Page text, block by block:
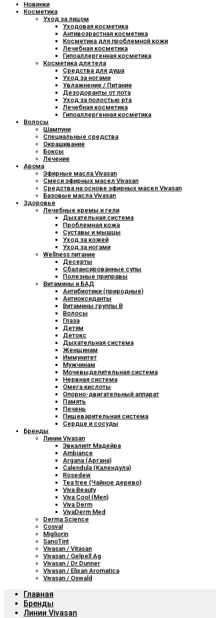
Новинки
Косметика
Уход за лицом
Уходовая косметика
Антивозрастная косметика
Косметика для проблемной кожи
Лечебная косметика
Гипоаллергенная косметика
Косметика для тела
Средства для душа
Уход за ногами
Увлажнение / Питание
Дезодоранты от пота
Уход за полостью рта
Лечебная косметика
Гипоаллергенная косметика
Волосы
Шампуни
Специальные средства
Окрашивание
Боксы
Лечение
Арома
Эфирные масла Vivasan
Смеси эфирных масел Vivasan
Средства на основе эфирных масел Vivasan
Базовые масла Vivasan
Здоровье
Лечебные кремы и гели
Дыхательная система
Проблемная кожа
Суставы и мышцы
Уход за кожей
Уход за ногами
Wellness питание
Десерты
Сбалансированные супы
Полезные приправы
Витамины и БАД
Антибиотики (природные)
Антиоксиданты
Витамины группы В
Волосы
Глаза
Детям
Детокс
Дыхательная система
Женщинам
Иммунитет
Мужчинам
Мочевыделительная система
Нервная система
Омега кислоты
Опорно-двигательный аппарат
Память
Печень
Пищеварительная система
Сердце и сосуды
Бренды
Линии Vivasan
Эвкалипт Мадейра
Ambiance
Argana (Аргана)
Calendula (Календула)
Rosedew
Tea tree (Чайное дерево)
Viva Beauty
Viva Cool (Men)
Viva Derm
VivaDerm Med
Derma Science
Cosval
Migliorin
SanoTint
Vivasan / Vitasan
Vivasan / Gelpell Ag
Vivasan / Dr.Dunner
Vivasan / Elixan Aromatica
Vivasan / Oswald
Главная
Бренды
Линии Vivasan